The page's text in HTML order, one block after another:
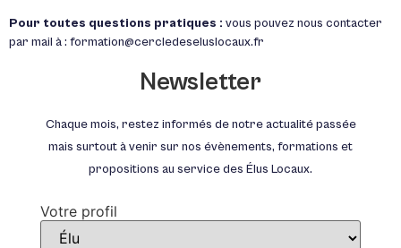
Pour toutes questions pratiques : vous pouvez nous contacter
par mail à : formation@cercledeseluslocaux.fr
Newsletter
Chaque mois, restez informés de notre actualité passée
mais surtout à venir sur nos évènements, formations et
propositions au service des Élus Locaux.
Votre profil